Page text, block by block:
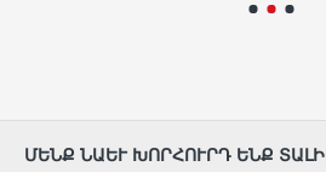
ՄԵՆՔ ՆԱԵՒ ԽՈՐՀՈՒՐԴ ԵՆՔ ՏԱԼԻՍ